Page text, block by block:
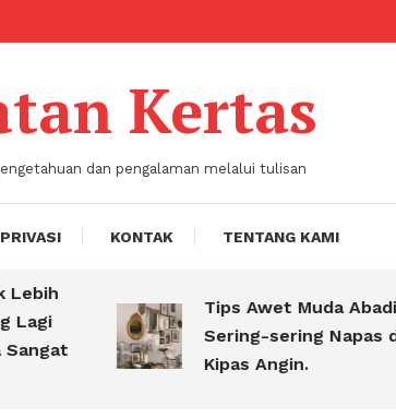
Kertas
dan pengalaman melalui tulisan
KONTAK TENTANG KAMI
Tips Awet Muda Abadi: Cukup
Sering-sering Napas di Depan
Kipas Angin.